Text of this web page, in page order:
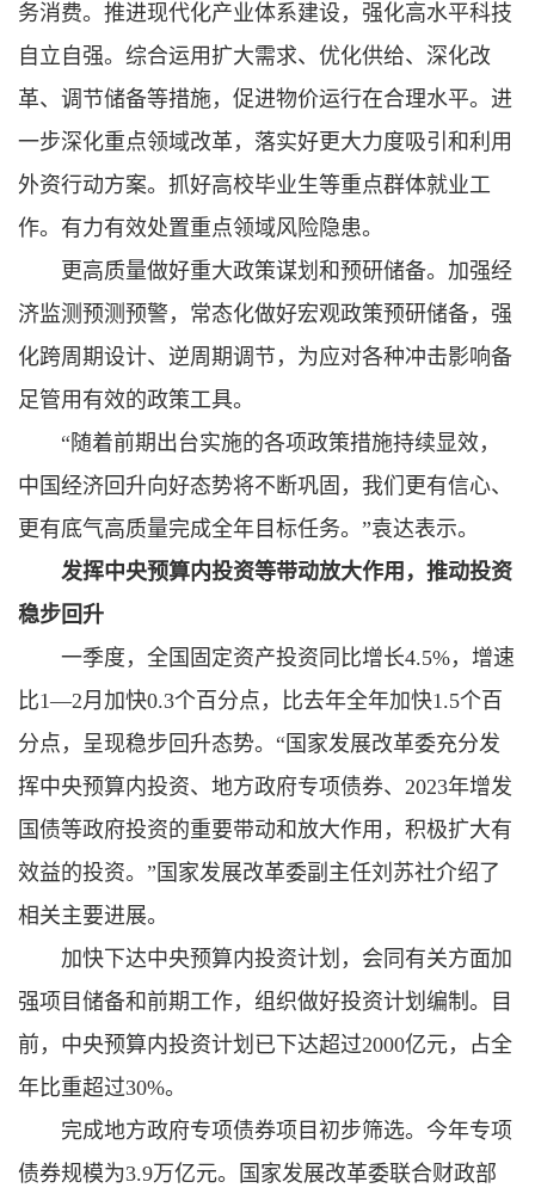
务消费。推进现代化产业体系建设，强化高水平科技
自立自强。综合运用扩大需求、优化供给、深化改
革、调节储备等措施，促进物价运行在合理水平。进
一步深化重点领域改革，落实好更大力度吸引和利用
外资行动方案。抓好高校毕业生等重点群体就业工
作。有力有效处置重点领域风险隐患。
更高质量做好重大政策谋划和预研储备。加强经
济监测预测预警，常态化做好宏观政策预研储备，强
化跨周期设计、逆周期调节，为应对各种冲击影响备
足管用有效的政策工具。
“随着前期出台实施的各项政策措施持续显效，
中国经济回升向好态势将不断巩固，我们更有信心、
更有底气高质量完成全年目标任务。”袁达表示。
发挥中央预算内投资等带动放大作用，推动投资
稳步回升
一季度，全国固定资产投资同比增长4.5%，增速
比1—2月加快0.3个百分点，比去年全年加快1.5个百
分点，呈现稳步回升态势。“国家发展改革委充分发
挥中央预算内投资、地方政府专项债券、2023年增发
国债等政府投资的重要带动和放大作用，积极扩大有
效益的投资。”国家发展改革委副主任刘苏社介绍了
相关主要进展。
加快下达中央预算内投资计划，会同有关方面加
强项目储备和前期工作，组织做好投资计划编制。目
前，中央预算内投资计划已下达超过2000亿元，占全
年比重超过30%。
完成地方政府专项债券项目初步筛选。今年专项
债券规模为3.9万亿元。国家发展改革委联合财政部